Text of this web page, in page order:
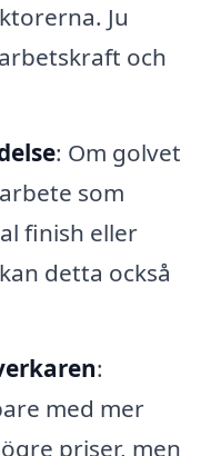
Ju
och
: Om golvet
som
finish eller
detta också
:
med mer
priser, men